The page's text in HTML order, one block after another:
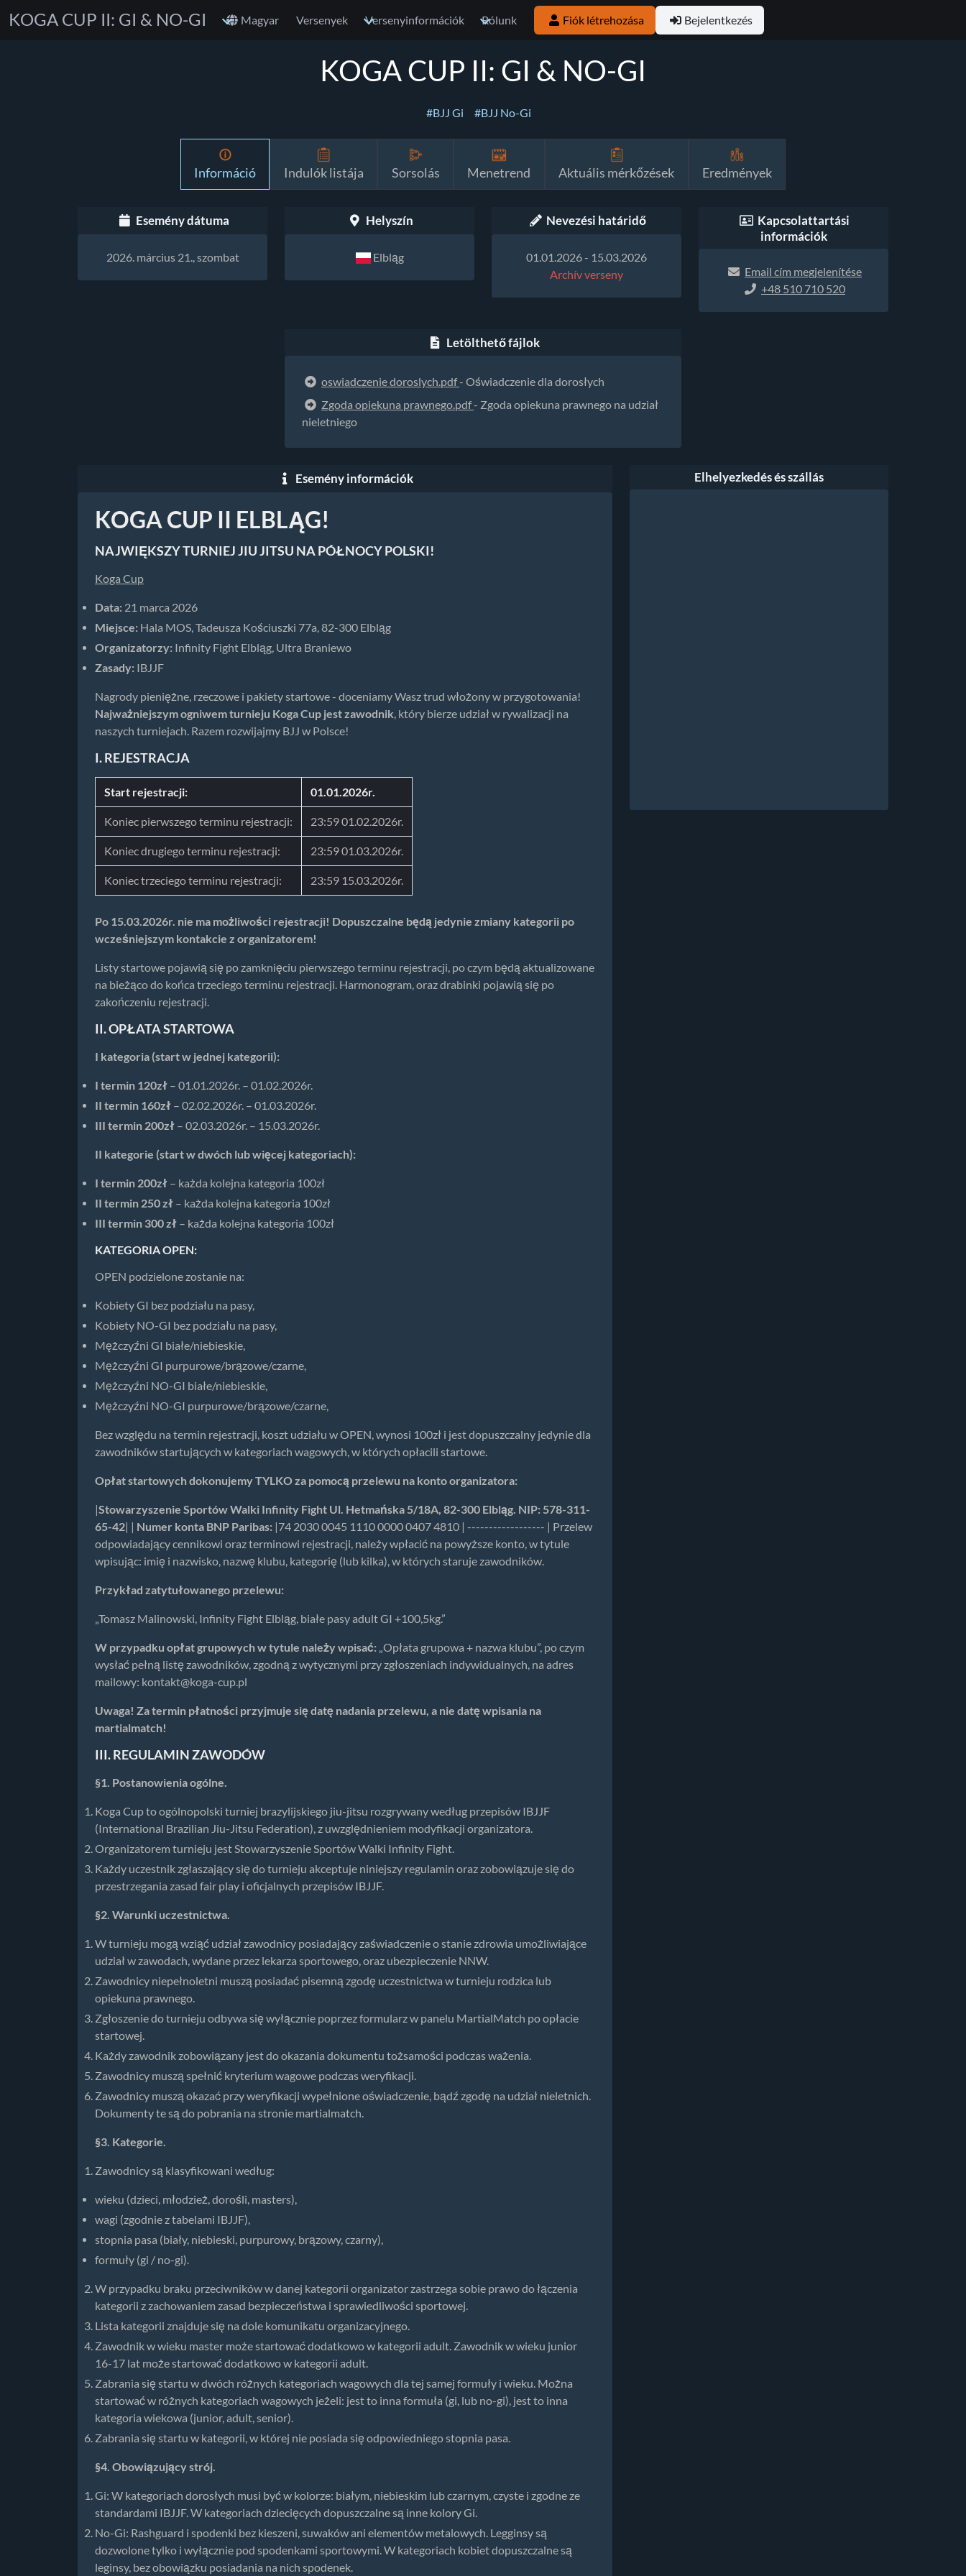
KOGA CUP II: GI & NO-GI Magyar Versenyek Versenyinformációk Rólunk Fiók létrehozása Bejelentkezés
KOGA CUP II: GI & NO-GI
#BJJ Gi #BJJ No-Gi
Információ Indulók listája Sorsolás Menetrend Aktuális mérkőzések Eredmények
Esemény dátuma
2026. március 21., szombat
Helyszín
Elbląg
Nevezési határidő
01.01.2026 - 15.03.2026
Archív verseny
Kapcsolattartási
információk
Email cím megjelenítése
+48 510 710 520
Letölthető fájlok
oswiadczenie doroslych.pdf- Oświadczenie dla dorosłych
Zgoda opiekuna prawnego.pdf- Zgoda opiekuna prawnego na udział
nieletniego
Esemény információk
KOGA CUP II ELBLĄG!
NAJWIĘKSZY TURNIEJ JIU JITSU NA PÓŁNOCY POLSKI!
Koga Cup
Data: 21 marca 2026
Miejsce: Hala MOS, Tadeusza Kościuszki 77a, 82-300 Elbląg
Organizatorzy: Infinity Fight Elbląg, Ultra Braniewo
Zasady: IBJJF
Nagrody pieniężne, rzeczowe i pakiety startowe - doceniamy Wasz trud włożony w przygotowania!
Najważniejszym ogniwem turnieju Koga Cup jest zawodnik, który bierze udział w rywalizacji na
naszych turniejach. Razem rozwijajmy BJJ w Polsce!
I. REJESTRACJA
Start rejestracji: 01.01.2026r.
Koniec pierwszego terminu rejestracji: 23:59 01.02.2026r.
Koniec drugiego terminu rejestracji: 23:59 01.03.2026r.
Koniec trzeciego terminu rejestracji: 23:59 15.03.2026r.
Po 15.03.2026r. nie ma możliwości rejestracji! Dopuszczalne będą jedynie zmiany kategorii po
wcześniejszym kontakcie z organizatorem!
Listy startowe pojawią się po zamknięciu pierwszego terminu rejestracji, po czym będą aktualizowane
na bieżąco do końca trzeciego terminu rejestracji. Harmonogram, oraz drabinki pojawią się po
zakończeniu rejestracji.
II. OPŁATA STARTOWA
I kategoria (start w jednej kategorii):
I termin 120zł – 01.01.2026r. – 01.02.2026r.
II termin 160zł – 02.02.2026r. – 01.03.2026r.
III termin 200zł – 02.03.2026r. – 15.03.2026r.
II kategorie (start w dwóch lub więcej kategoriach):
I termin 200zł – każda kolejna kategoria 100zł
II termin 250 zł – każda kolejna kategoria 100zł
III termin 300 zł – każda kolejna kategoria 100zł
KATEGORIA OPEN:
OPEN podzielone zostanie na:
Kobiety GI bez podziału na pasy,
Kobiety NO-GI bez podziału na pasy,
Mężczyźni GI białe/niebieskie,
Mężczyźni GI purpurowe/brązowe/czarne,
Mężczyźni NO-GI białe/niebieskie,
Mężczyźni NO-GI purpurowe/brązowe/czarne,
Bez względu na termin rejestracji, koszt udziału w OPEN, wynosi 100zł i jest dopuszczalny jedynie dla
zawodników startujących w kategoriach wagowych, w których opłacili startowe.
Opłat startowych dokonujemy TYLKO za pomocą przelewu na konto organizatora:
|Stowarzyszenie Sportów Walki Infinity Fight Ul. Hetmańska 5/18A, 82-300 Elbląg. NIP: 578-311-
65-42| | Numer konta BNP Paribas: |74 2030 0045 1110 0000 0407 4810 | ------------------ | Przelew
odpowiadający cennikowi oraz terminowi rejestracji, należy wpłacić na powyższe konto, w tytule
wpisując: imię i nazwisko, nazwę klubu, kategorię (lub kilka), w których staruje zawodników.
Przykład zatytułowanego przelewu:
„Tomasz Malinowski, Infinity Fight Elbląg, białe pasy adult GI +100,5kg.”
W przypadku opłat grupowych w tytule należy wpisać: „Opłata grupowa + nazwa klubu”, po czym
wysłać pełną listę zawodników, zgodną z wytycznymi przy zgłoszeniach indywidualnych, na adres
mailowy: kontakt@koga-cup.pl
Uwaga! Za termin płatności przyjmuje się datę nadania przelewu, a nie datę wpisania na
martialmatch!
III. REGULAMIN ZAWODÓW
§1. Postanowienia ogólne.
Koga Cup to ogólnopolski turniej brazylijskiego jiu-jitsu rozgrywany według przepisów IBJJF
(International Brazilian Jiu-Jitsu Federation), z uwzględnieniem modyfikacji organizatora.
Organizatorem turnieju jest Stowarzyszenie Sportów Walki Infinity Fight.
Każdy uczestnik zgłaszający się do turnieju akceptuje niniejszy regulamin oraz zobowiązuje się do
przestrzegania zasad fair play i oficjalnych przepisów IBJJF.
§2. Warunki uczestnictwa.
W turnieju mogą wziąć udział zawodnicy posiadający zaświadczenie o stanie zdrowia umożliwiające
udział w zawodach, wydane przez lekarza sportowego, oraz ubezpieczenie NNW.
Zawodnicy niepełnoletni muszą posiadać pisemną zgodę uczestnictwa w turnieju rodzica lub
opiekuna prawnego.
Zgłoszenie do turnieju odbywa się wyłącznie poprzez formularz w panelu MartialMatch po opłacie
startowej.
Każdy zawodnik zobowiązany jest do okazania dokumentu tożsamości podczas ważenia.
Zawodnicy muszą spełnić kryterium wagowe podczas weryfikacji.
Zawodnicy muszą okazać przy weryfikacji wypełnione oświadczenie, bądź zgodę na udział nieletnich.
Dokumenty te są do pobrania na stronie martialmatch.
§3. Kategorie.
Zawodnicy są klasyfikowani według:
wieku (dzieci, młodzież, dorośli, masters),
wagi (zgodnie z tabelami IBJJF),
stopnia pasa (biały, niebieski, purpurowy, brązowy, czarny),
formuły (gi / no-gi).
W przypadku braku przeciwników w danej kategorii organizator zastrzega sobie prawo do łączenia
kategorii z zachowaniem zasad bezpieczeństwa i sprawiedliwości sportowej.
Lista kategorii znajduje się na dole komunikatu organizacyjnego.
Zawodnik w wieku master może startować dodatkowo w kategorii adult. Zawodnik w wieku junior
16-17 lat może startować dodatkowo w kategorii adult.
Zabrania się startu w dwóch różnych kategoriach wagowych dla tej samej formuły i wieku. Można
startować w różnych kategoriach wagowych jeżeli: jest to inna formuła (gi, lub no-gi), jest to inna
kategoria wiekowa (junior, adult, senior).
Zabrania się startu w kategorii, w której nie posiada się odpowiedniego stopnia pasa.
§4. Obowiązujący strój.
Gi: W kategoriach dorosłych musi być w kolorze: białym, niebieskim lub czarnym, czyste i zgodne ze
standardami IBJJF. W kategoriach dziecięcych dopuszczalne są inne kolory Gi.
No-Gi: Rashguard i spodenki bez kieszeni, suwaków ani elementów metalowych. Legginsy są
dozwolone tylko i wyłącznie pod spodenkami sportowymi. W kategoriach kobiet dopuszczalne są
leginsy, bez obowiązku posiadania na nich spodenek.
Elhelyezkedés és szállás